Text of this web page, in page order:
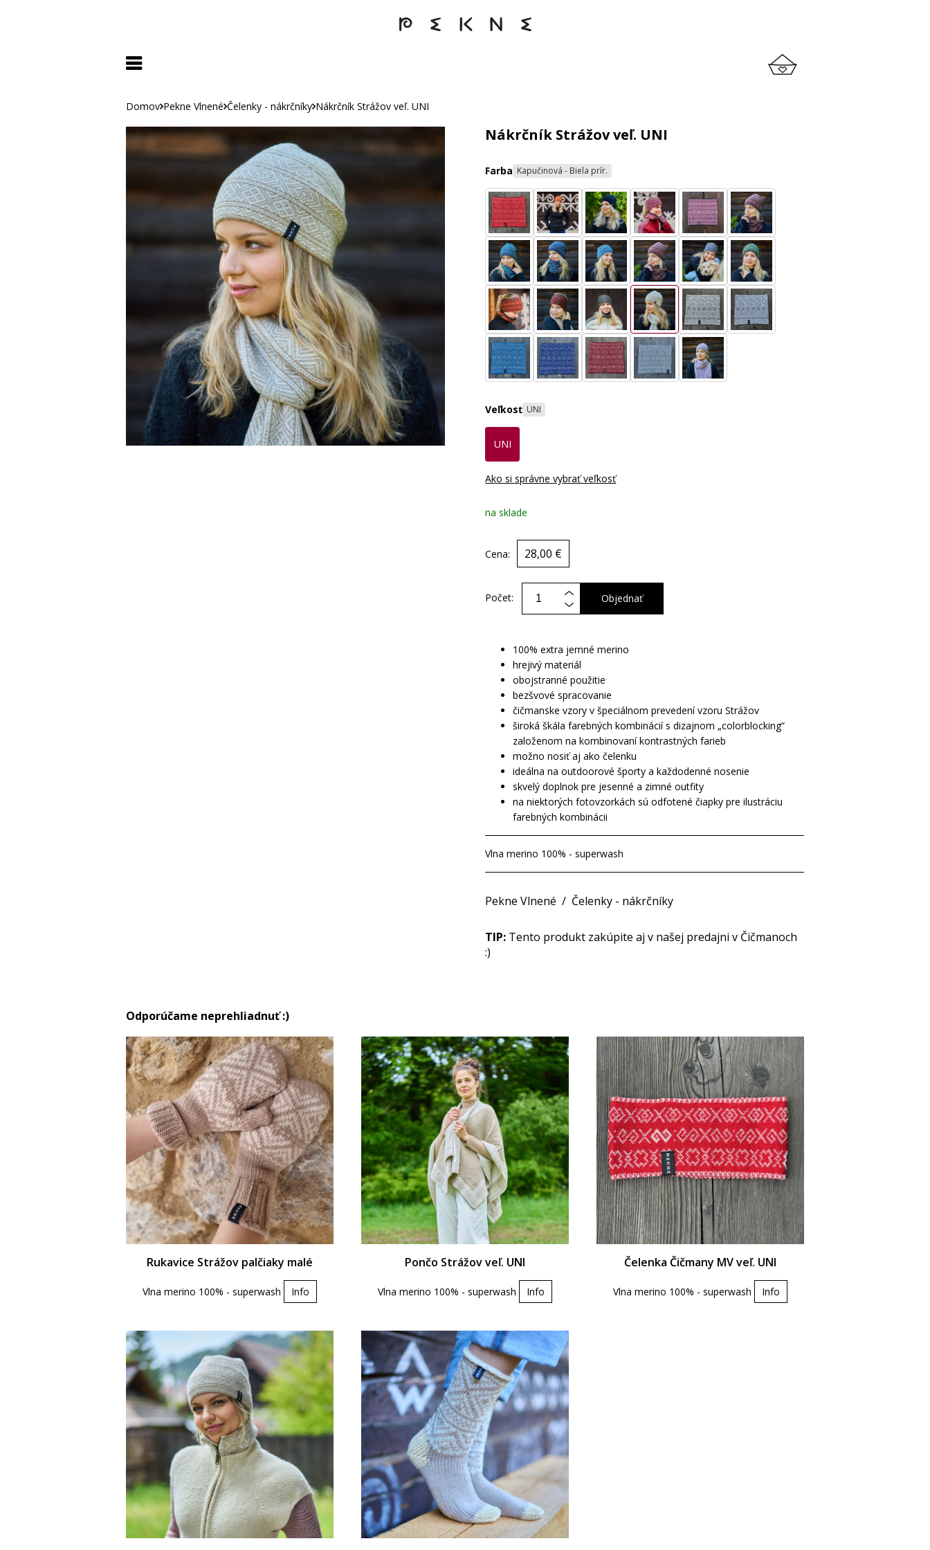
Domov Pekne Vlnené Čelenky - nákrčníky Nákrčník Strážov veľ. UNI
Nákrčník Strážov veľ. UNI
Farba Kapučinová - Biela prír.
Veľkosť UNI
UNI
Ako si správne vybrať veľkosť
na sklade
Cena: 28,00 €
Počet: Objednať
100% extra jemné merino
hrejivý materiál
obojstranné použitie
bezšvové spracovanie
čičmanske vzory v špeciálnom prevedení vzoru Strážov
široká škála farebných kombinácií s dizajnom „colorblocking“
založenom na kombinovaní kontrastných farieb
možno nosiť aj ako čelenku
ideálna na outdoorové športy a každodenné nosenie
skvelý doplnok pre jesenné a zimné outfity
na niektorých fotovzorkách sú odfotené čiapky pre ilustráciu
farebných kombinácii
Vlna merino 100% - superwash
Pekne Vlnené / Čelenky - nákrčníky
TIP: Tento produkt zakúpite aj v našej predajni v Čičmanoch
:)
Odporúčame neprehliadnuť :)
Rukavice Strážov palčiaky malé
Vlna merino 100% - superwash Info
Pončo Strážov veľ. UNI
Vlna merino 100% - superwash Info
Čelenka Čičmany MV veľ. UNI
Vlna merino 100% - superwash Info